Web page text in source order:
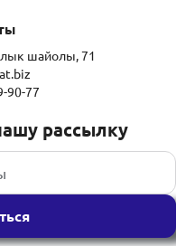
шайолы, 71
90-77
рассылку